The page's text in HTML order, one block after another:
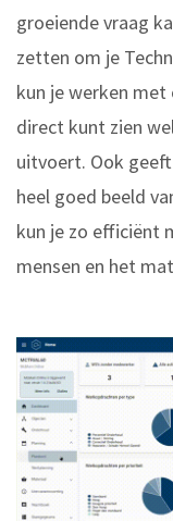
groeiende vraag
zetten om je
kun je werken met
direct kunt zien
uitvoert. Ook
heel goed beeld
kun je zo efficiënt
mensen en het